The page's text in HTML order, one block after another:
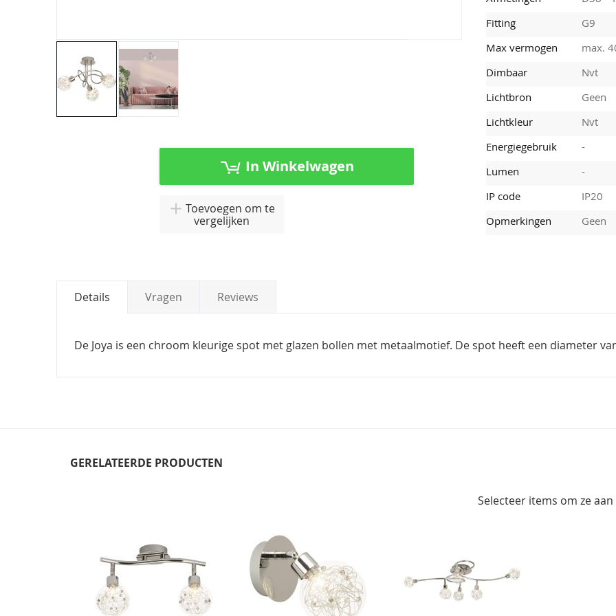
In Winkelwagen
Toevoegen om te
vergelijken
Fitting
G9
Max vermogen
max.
Dimbaar
Nvt
Lichtbron
Geen
Lichtkleur
Nvt
Energiegebruik
-
Lumen
-
IP code
IP20
Opmerkingen
Geen
Details Vragen Reviews
De Joya is een chroom kleurige spot met glazen bollen met metaalmotief. De spot heeft een diameter
GERELATEERDE PRODUCTEN
Selecteer items om ze